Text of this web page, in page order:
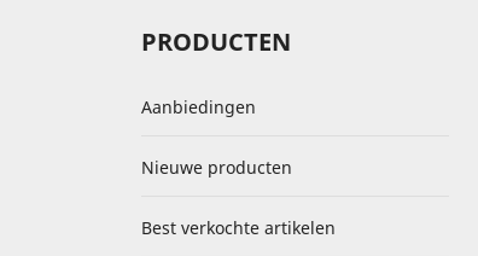
PRODUCTEN
Aanbiedingen
Nieuwe producten
Best verkochte artikelen